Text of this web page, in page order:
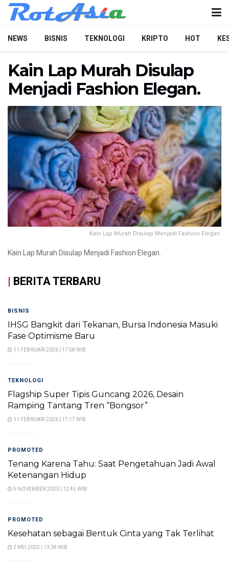
NEWS BISNIS TEKNOLOGI KRIPTO HOT
Kain Lap Murah Disulap
Menjadi Fashion Elegan.
Kain Lap Murah Disulap Menjadi Fashion Elegan.
Kain Lap Murah Disulap Menjadi Fashion Elegan.
BERITA TERBARU
BISNIS
IHSG Bangkit dari Tekanan, Bursa Indonesia Masuki
Fase Optimisme Baru
11 FEBRUARI 2026 | 17:58 WIB
TEKNOLOGI
Flagship Super Tipis Guncang 2026, Desain
Ramping Tantang Tren “Bongsor”
11 FEBRUARI 2026 | 17:17 WIB
PROMOTED
Tenang Karena Tahu: Saat Pengetahuan Jadi Awal
Ketenangan Hidup
5 NOVEMBER 2025 | 12:45 WIB
PROMOTED
Kesehatan sebagai Bentuk Cinta yang Tak Terlihat
2 MEI 2025 | 13:38 WIB